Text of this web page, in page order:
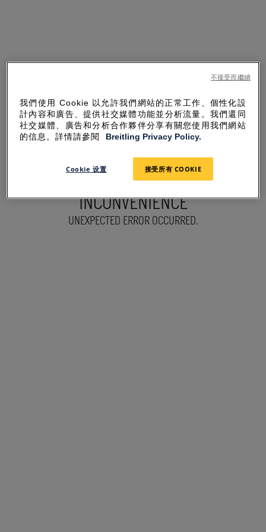
SORRY FOR THE
INCONVENIENCE
UNEXPECTED ERROR OCCURRED.
我們使用 Cookie 以允許我們網站的正常工作、個性化設
計內容和廣告、提供社交媒體功能並分析流量。我們還同
社交媒體、廣告和分析合作夥伴分享有關您使用我們網站
的信息。詳情請參閱
Breitling Privacy Policy.
Cookie 设置 接受所有 COOKIE
不接受而繼續